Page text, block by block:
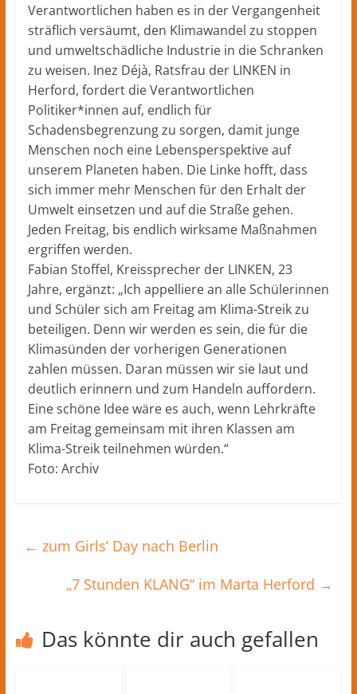
Verantwortlichen haben es in der Vergangenheit
sträflich versäumt, den Klimawandel zu stoppen
und umweltschädliche Industrie in die Schranken
zu weisen. Inez Déjà, Ratsfrau der LINKEN in
Herford, fordert die Verantwortlichen
Politiker*innen auf, endlich für
Schadensbegrenzung zu sorgen, damit junge
Menschen noch eine Lebensperspektive auf
unserem Planeten haben. Die Linke hofft, dass
sich immer mehr Menschen für den Erhalt der
Umwelt einsetzen und auf die Straße gehen.
Jeden Freitag, bis endlich wirksame Maßnahmen
ergriffen werden.
Fabian Stoffel, Kreissprecher der LINKEN, 23
Jahre, ergänzt: „Ich appelliere an alle Schülerinnen
und Schüler sich am Freitag am Klima-Streik zu
beteiligen. Denn wir werden es sein, die für die
Klimasünden der vorherigen Generationen
zahlen müssen. Daran müssen wir sie laut und
deutlich erinnern und zum Handeln auffordern.
Eine schöne Idee wäre es auch, wenn Lehrkräfte
am Freitag gemeinsam mit ihren Klassen am
Klima-Streik teilnehmen würden.“
Foto: Archiv
← zum Girls’ Day nach Berlin
„7 Stunden KLANG“ im Marta Herford →
Das könnte dir auch gefallen